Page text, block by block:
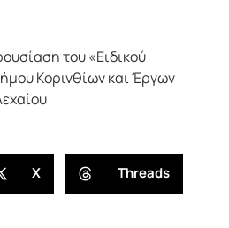
του «Ειδικού
Κορινθίων και Έργων
X Threads